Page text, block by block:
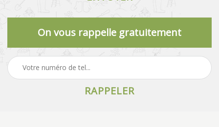
On vous rappelle gratuitement